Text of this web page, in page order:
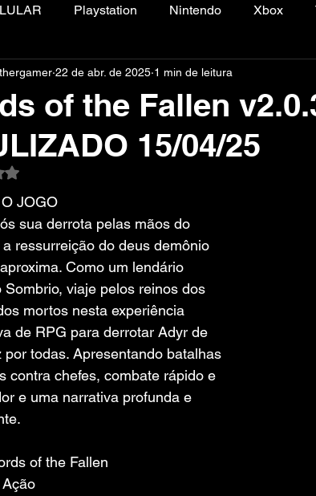
Playstation Nintendo Xbox
Sobre nos Filmes e Series Noticias
of the Fallen
15/04/25
22 de abr. de 2025 1 min de leitura
com NaN de 5 estrelas.
JOGO
sua derrota pelas mãos do
ressurreição do deus demônio
Como um lendário
Sombrio, viaje pelos reinos dos
mortos nesta experiência
de RPG para derrotar Adyr de
por todas. Apresentando batalhas
contra chefes, combate rápido e
e uma narrativa profunda e
of the Fallen